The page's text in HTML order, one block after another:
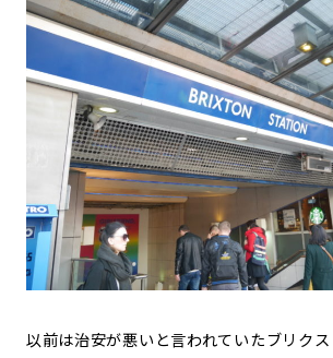
以前は治安が悪いと言われていたブリク